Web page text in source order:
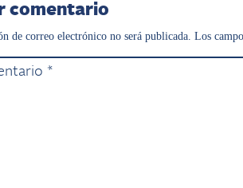
comentario
de correo electrónico no será publicada. Los